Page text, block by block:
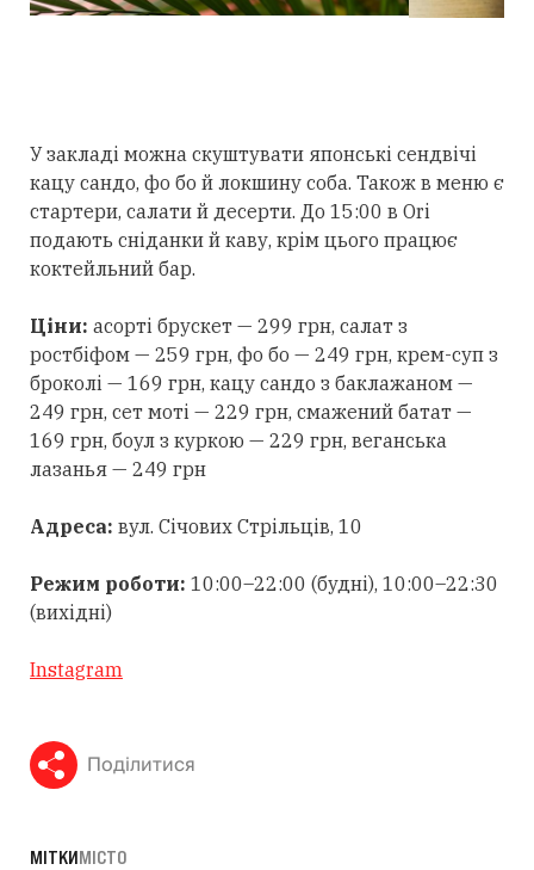
У закладі можна скуштувати японські сендвічі
кацу сандо, фо бо й локшину соба. Також в меню є
стартери, салати й десерти. До 15:00 в Ori
подають сніданки й каву, крім цього працює
коктейльний бар.
Ціни: асорті брускет — 299 грн, салат з
ростбіфом — 259 грн, фо бо — 249 грн, крем-суп з
броколі — 169 грн, кацу сандо з баклажаном —
249 грн, сет моті — 229 грн, смажений батат —
169 грн, боул з куркою — 229 грн, веганська
лазанья — 249 грн
Адреса: вул. Січових Стрільців, 10
Режим роботи: 10:00–22:00 (будні), 10:00–22:30
(вихідні)
Instagram
Поділитися
МІТКИМІСТО